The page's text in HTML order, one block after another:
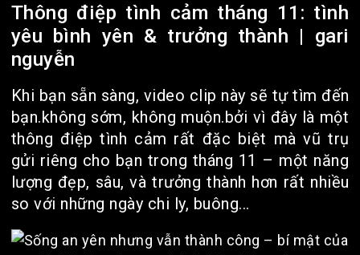
Thông điệp tình cảm tháng 11: tình
yêu bình yên & trưởng thành | gari
nguyễn
Khi bạn sẵn sàng, video clip này sẽ tự tìm đến
bạn.không sớm, không muộn.bởi vì đây là một
thông điệp tình cảm rất đặc biệt mà vũ trụ
gửi riêng cho bạn trong tháng 11 – một năng
lượng đẹp, sâu, và trưởng thành hơn rất nhiều
so với những ngày chi ly, buông...